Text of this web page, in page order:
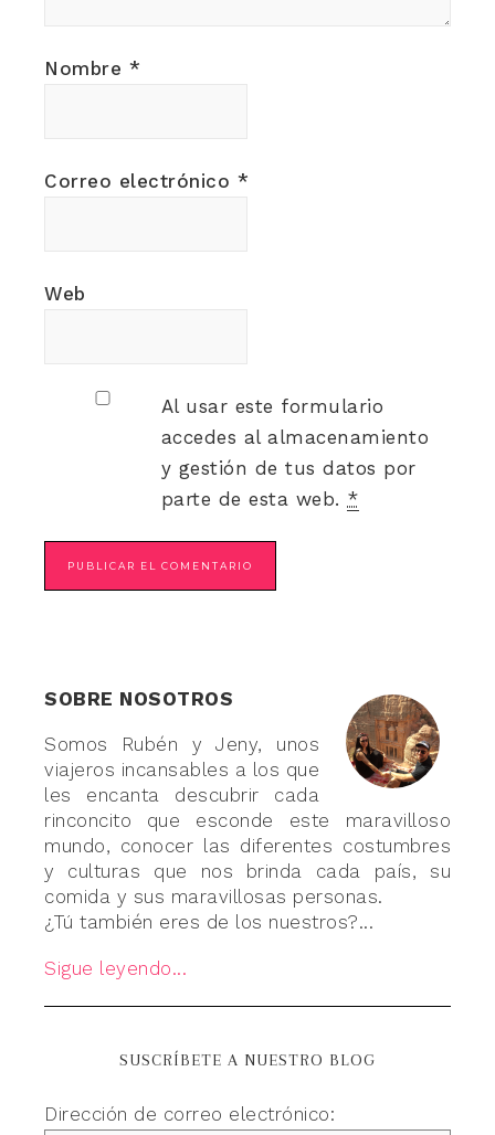
Nombre *
Correo electrónico *
Web
Al usar este formulario
accedes al almacenamiento
y gestión de tus datos por
parte de esta web. *
SOBRE NOSOTROS
Somos Rubén y Jeny, unos
viajeros incansables a los que
les encanta descubrir cada
rinconcito que esconde este maravilloso
mundo, conocer las diferentes costumbres
y culturas que nos brinda cada país, su
comida y sus maravillosas personas.
¿Tú también eres de los nuestros?...
Sigue leyendo...
SUSCRÍBETE A NUESTRO BLOG
Dirección de correo electrónico: